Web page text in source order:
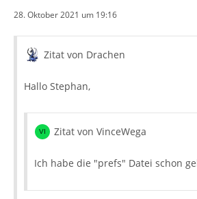
28. Oktober 2021 um 19:16
Zitat von Drachen
Hallo Stephan,
Zitat von VinceWega
Ich habe die "prefs" Datei schon